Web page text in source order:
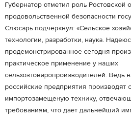
Губернатор отметил роль Ростовской
продовольственной безопасности
Слюсарь подчеркнул: «Сельское
технологии, разработки, наука.
продемонстрированное сегодня
практическое применение у наших
сельхозтоваропроизводителей. Ведь
российские предприятия производят
импортозамещеную технику,
требованиям, что дает дальнейший